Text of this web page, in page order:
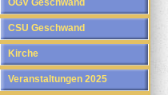
OGV Geschwand
CSU Geschwand
Kirche
Veranstaltungen 2025